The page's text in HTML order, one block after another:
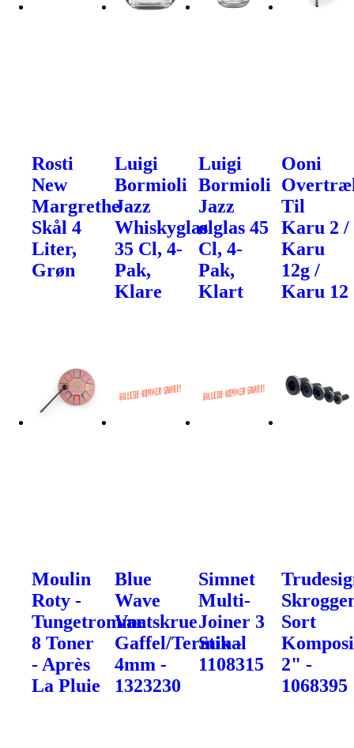
Rosti
New
Margrethe
Skål 4
Liter,
Grøn
Luigi
Bormioli
Jazz
Whiskyglas
35 Cl, 4-
Pak,
Klare
Luigi
Bormioli
Jazz
ølglas 45
Cl, 4-
Pak,
Klart
Ooni
Til
Karu 2 /
Karu
12g /
Karu 12
Moulin
Roty -
Tungetromme
8 Toner
- Après
La Pluie
Blue
Wave
Vantskrue
Gaffel/Terminal
4mm -
1323230
Simnet
Multi-
Joiner 3
Stik -
1108315
Sort
2" -
1068395